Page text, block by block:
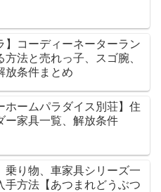
】コーディーネーターラン
方法と売れっ子、スゴ腕、
放条件まとめ
ホームパラダイス別荘】住
ー家具一覧、解放条件
乗り物、車家具シリーズ一
手方法【あつまれどうぶつ